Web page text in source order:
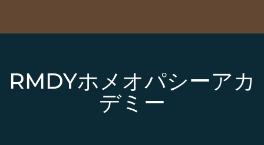
RMDYホメオパシーアカ
デミー